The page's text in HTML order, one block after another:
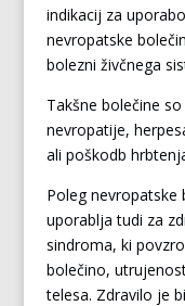
indikacij za
nevropatske
bolezni živčnega
Takšne bolečine
nevropatije,
ali poškodb
Poleg
uporablja tudi za
sindroma, ki
bolečino,
telesa. Zdravilo je